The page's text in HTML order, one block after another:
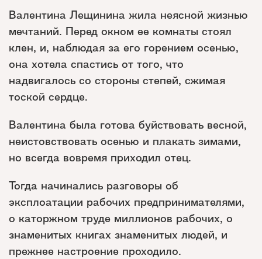
Валентина Лещинина жила неясной жизнью
мечтаний. Перед окном ее комнаты стоял
клен, и, наблюдая за его горением осенью,
она хотела спастись от того, что
надвигалось со стороны степей, сжимая
тоской сердце.
Валентина была готова буйствовать весной,
неистовствовать осенью и плакать зимами,
но всегда вовремя приходил отец.
Тогда начинались разговоры об
эксплоатации рабочих предпринимателями,
о каторжном труде миллионов рабочих, о
знаменитых книгах знаменитых людей, и
прежнее настроение проходило.